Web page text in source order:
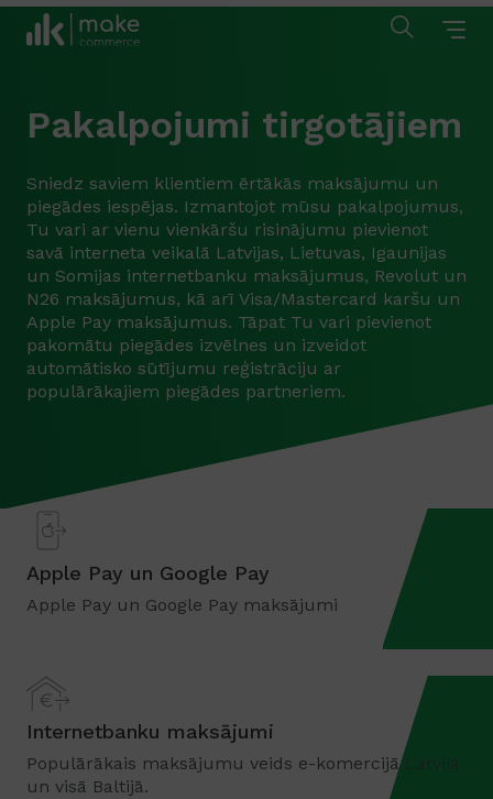
Pakalpojumi tirgotājiem
Sniedz saviem klientiem ērtākās maksājumu un
piegādes iespējas. Izmantojot mūsu pakalpojumus,
Tu vari ar vienu vienkāršu risinājumu pievienot
savā interneta veikalā Latvijas, Lietuvas, Igaunijas
un Somijas internetbanku maksājumus, Revolut un
N26 maksājumus, kā arī Visa/Mastercard karšu un
Apple Pay maksājumus. Tāpat Tu vari pievienot
pakomātu piegādes izvēlnes un izveidot
automātisko sūtījumu reģistrāciju ar
populārākajiem piegādes partneriem.
Apple Pay un Google Pay
Apple Pay un Google Pay maksājumi
Internetbanku maksājumi
Populārākais maksājumu veids e-komercijā Latvijā
un visā Baltijā.